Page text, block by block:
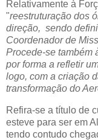
Relativamente à
"reestruturação dos
direção, sendo
Coordenador de
Procede-se também
por forma a refletir
logo, com a criação
transformação do
Refira-se a título de
esteve para ser em
tendo contudo